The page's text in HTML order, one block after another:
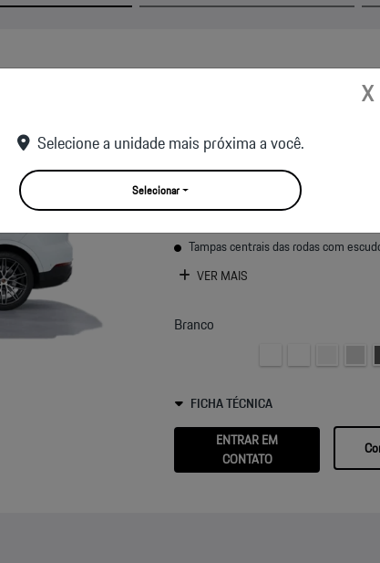
Rodas de design RS Spyder de 21
externa.
Pneus de verão para rodas de 21
Tampas centrais das rodas com
VER MAIS
Branco
FICHA TÉCNICA
ENTRAR EM
CONTATO
X
Selecione a unidade mais próxima a você.
Selecionar